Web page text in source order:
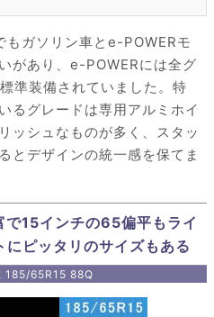
もガソリン車とe-POWERモ
があり、e-POWERには全グ
準装備されていました。特
るグレードは専用アルミホイ
ッシュなものが多く、スタッ
とデザインの統一感を保てま
15インチの65偏平もライ
ピッタリのサイズもある
185/65R15 88Q